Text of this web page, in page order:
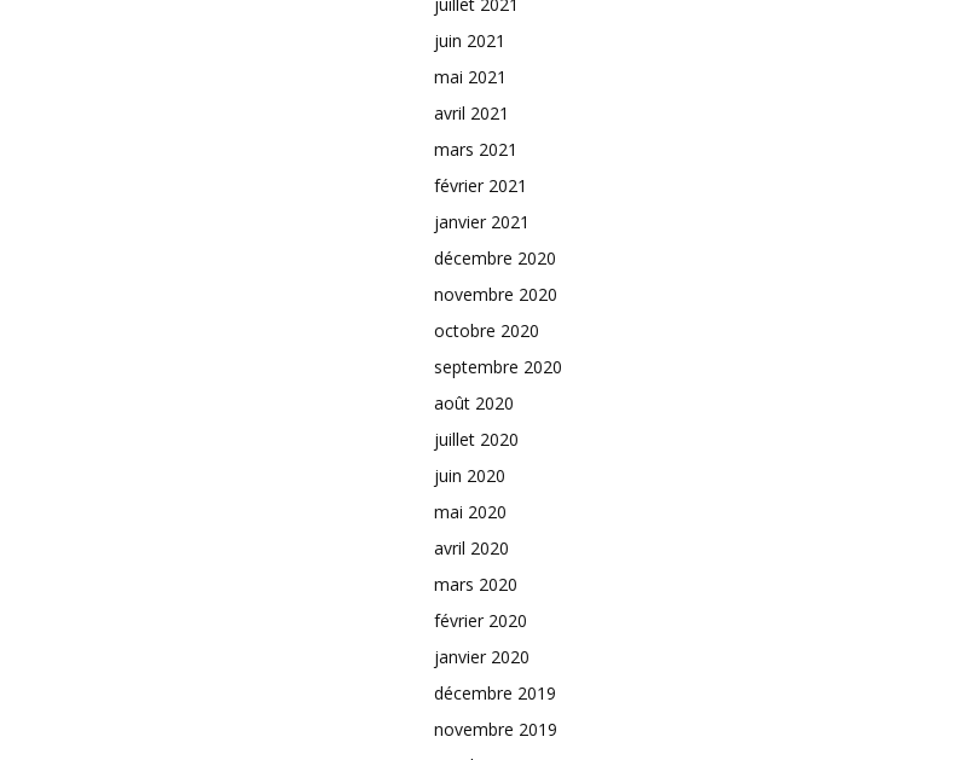
juin 2021
mai 2021
avril 2021
mars 2021
février 2021
janvier 2021
décembre 2020
novembre 2020
octobre 2020
septembre 2020
août 2020
juillet 2020
juin 2020
mai 2020
avril 2020
mars 2020
février 2020
janvier 2020
décembre 2019
novembre 2019